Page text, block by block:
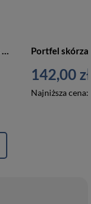
Portfel ze skóry licowej męski Barberini's 8051-4 klasyczny granatowy
142,00 zł
Najniższa cena: